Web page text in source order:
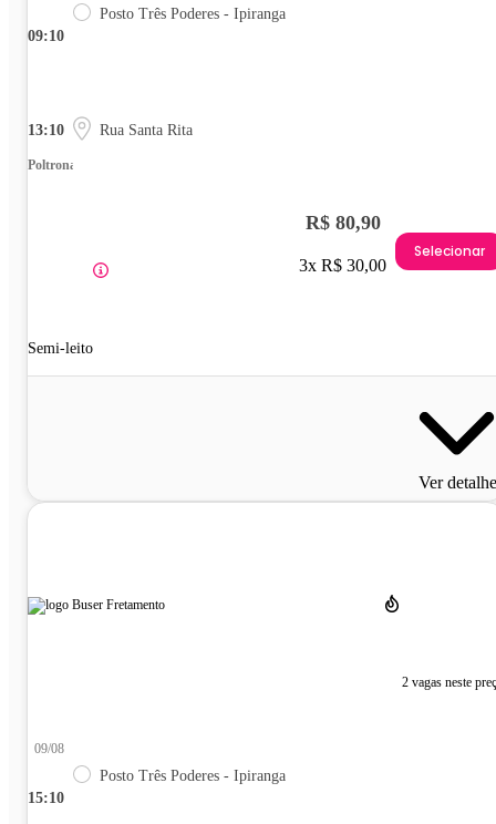
09:10
Posto Três Poderes - Ipiranga
13:10 Rua Santa Rita
Poltrona
Semi-leito
R$ 80,90
3x R$ 30,00
Selecionar
Ver
2 vagas neste
15:10
09/08
Posto Três Poderes - Ipiranga